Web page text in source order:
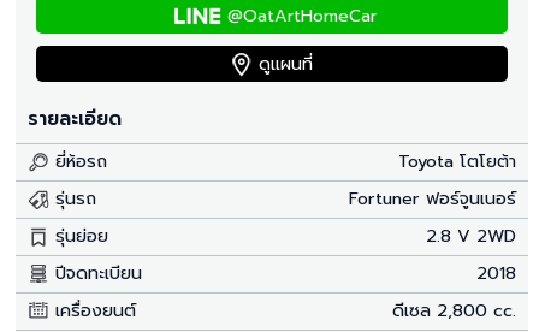
@OatArtHomeCar
ดูแผนที่
รายละเอียด
ยี่ห้อรถ
Toyota โตโยต้า
รุ่นรถ
Fortuner ฟอร์จูนเนอร์
รุ่นย่อย
2.8 V 2WD
ปีจดทะเบียน
2018
เครื่องยนต์
ดีเซล 2,800 cc.